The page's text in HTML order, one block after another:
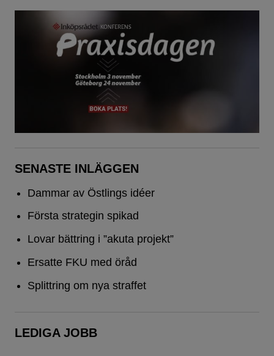
SENASTE INLÄGGEN
Dammar av Östlings idéer
Första strategin spikad
Lovar bättring i ”akuta projekt”
Ersatte FKU med öråd
Splittring om nya straffet
LEDIGA JOBB